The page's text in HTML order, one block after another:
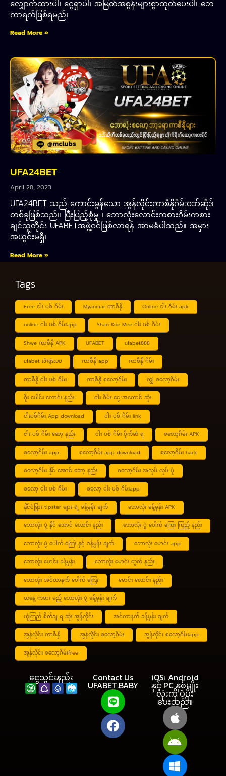
လျှောက်ထားပါ၊ ငွေရှာပါ၊ အမြတ်အစွန်းများစွာထုတ်ပေးပါ၊ ဘေ
ကာရက်ဖြစ်ရမည်၊
Read More »
UFA24BET
April 28, 2023
UFA24BET သည် ကောင်းမွန်သော အွန်လိုင်းကာစီနိုဂိမ်းဝဘ်ဆိုဒ်
တစ်ခုဖြစ်သည်။ ပြီးပြည့်စုံမှု ၊ ဘောလုံးလောင်းကစားဂိမ်းကစား
ချင်သူတိုင်း UFABETအဖွဲ့ဝင်ဖြစ်လာရန် အာမခံပါသည်။ အမှား
အယွင်းမရှိ၊
Read More »
Tags
Free ငါး ပစ် ဂိမ်း Myanmar ကာစီနို Online ငါး ဂိမ်း apk
online ငါး ပစ် ဂိမ်းapp Shan Koe Mee ငါး ပစ် ဂိမ်း
Shwe ကာစီနို APK UFABET ufabet888
ufabet เข้าสู่ระบบ ကာစီနို app ကာစီနို ဂိမ်း
ကာစီနို ငါး ပစ် ဂိမ်း ကာစီနို စလော့ဂိမ်း ကျွဲ စလော့ဂိမ်း
ဂိုး ပေါင်း လောင်း နည်း ငါး ဂိမ်း ငွေ အကောင် ဆုံး
ငါးပစ်ဂိမ်း App download ငါး ပစ် ဂိမ်း link
ငါး ပစ် ဂိမ်း ဆော့ နည်း ငါး ပစ် ဂိမ်း ပိုက်ဆံ ရ စလော့ဂိမ်း APK
စလော့ဂိမ်း app စလော့ဂိမ်း app download စလော့ဂိမ်း hack
စလော့ဂိမ်း နိုင် အောင် ဆော့ နည်း စလော့ဂိမ်း အလုပ် လုပ် ပုံ
စလော့ ငါး ပစ် ဂိမ်း စလော့ ငါး ပစ် ဂိမ်းapp
နိုင်ငံခြား tipster များ ရဲ့ ခန့်မှန်း ချက် ဘောလုံး ခန့်မှန်း APK
ဘောလုံး ပွဲ နိုင် အောင် လောင်း နည်း ဘောလုံး ပွဲ ပေါက် ကြေး ကြည့် နည်း
ဘောလုံး ပွဲ ပေါက် ကြေး နှင့် ခန့်မှန်း ချက် ဘောလုံး မောင်း app
ဘောလုံး မောင်း ခန့်မှန်း ဘောလုံး မောင်း တွက် နည်း
ဘောလုံး အင်တာနက် ပေါက် ကြေး မောင်း လောင်း နည်း
ယနေ့ ကစား မည့် ဘောလုံး ပွဲ ခန့်မှန်း ချက်
ယုံကြည် စိတ်ချ ရ ဆုံး အွန်လိုင်း အင်တာနက် ခန့်မှန်း ချက်
အွန်လိုင်း ကာစီနို အွန်လိုင်း စလော့ဂိမ်း အွန်လိုင်း စလော့ဂိမ်းapp
အွန်လိုင်း စလော့ဂိမ်းfree
ငွေသွင်းနည်း Contact Us
UFABET.BABY
iOS၊ Android
နှင့် PC နှစ်မျိုး
လုံးကို ပံ့ပိုး
ပေးသည်။